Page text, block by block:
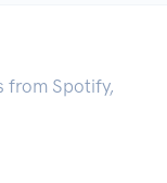
from Spotify,